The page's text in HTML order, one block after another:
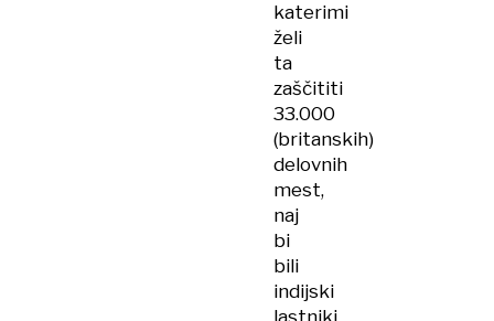
katerimi
želi
ta
zaščititi
33.000
(britanskih)
delovnih
mest,
naj
bi
bili
indijski
lastniki